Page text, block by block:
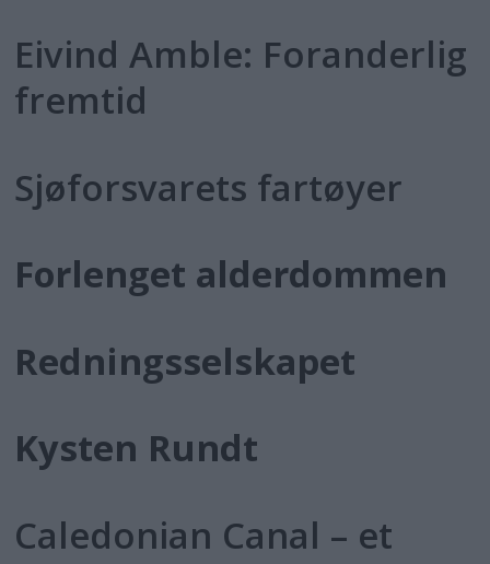
Video
12
2001
Eivind Amble: Foranderlig
fremtid
Sjøforsvarets fartøyer
Forlenget alderdommen
Redningsselskapet
Kysten Rundt
Caledonian Canal – et